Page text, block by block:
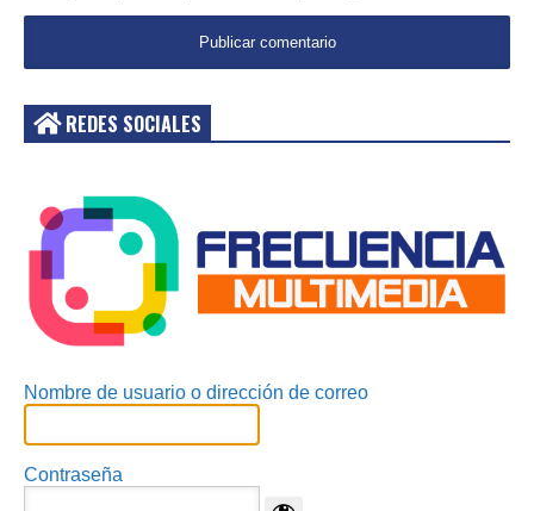
REDES SOCIALES
Nombre de usuario o dirección de correo
Contraseña